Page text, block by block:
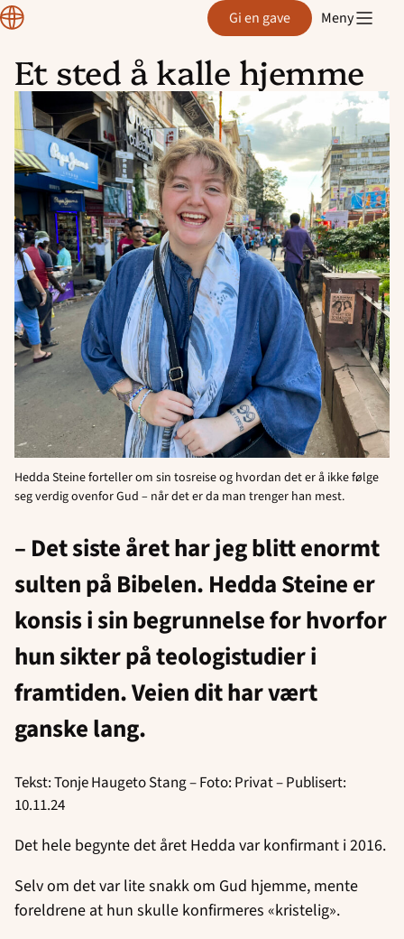
Hopp
til
innhold
Normisjon Gi en gave Meny
Et sted å kalle hjemme
Hedda Steine forteller om sin tosreise og hvordan det er å ikke følge
seg verdig ovenfor Gud – når det er da man trenger han mest.
– Det siste året har jeg blitt enormt
sulten på Bibelen. Hedda Steine er
konsis i sin begrunnelse for hvorfor
hun sikter på teologistudier i
framtiden. Veien dit har vært
ganske lang.
Tekst: Tonje Haugeto Stang – Foto: Privat – Publisert:
10.11.24
Det hele begynte det året Hedda var konfirmant i 2016.
Selv om det var lite snakk om Gud hjemme, mente
foreldrene at hun skulle konfirmeres «kristelig».